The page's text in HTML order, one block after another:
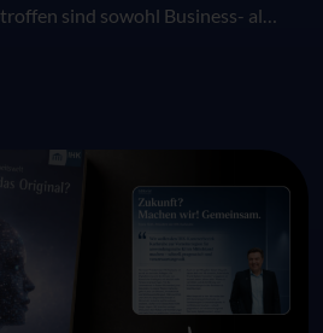
sind sowohl Business- als
Neukunden sowie für